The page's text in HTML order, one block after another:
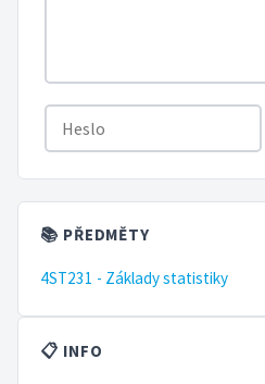
📚 PŘEDMĚTY
4ST231 - Základy statistiky
📋 INFO